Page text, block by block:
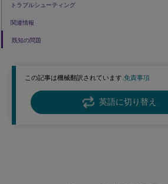
この記事は機械翻訳されています.免責事項
英語に切り替え
トラブルシューティング
関連情報
既知の問題